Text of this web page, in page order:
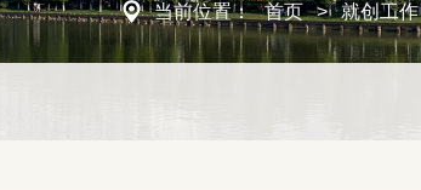
当前位置： 首页 > 就创工作